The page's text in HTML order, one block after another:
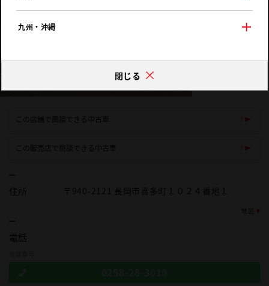
九州・沖縄
閉じる
この店舗で商談できる中古車
この販売店で商談できる中古車
住所 〒940-2121 長岡市喜多町１０２４番地１
電話